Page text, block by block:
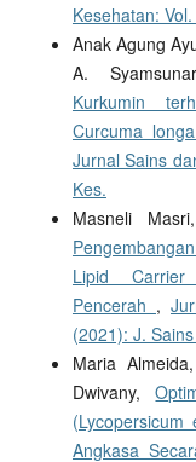
Kesehatan:
Anak Agung
A.
Kurkumin
Curcuma
Jurnal Sains
Kes.
Masneli
Lipid Carrier
Pencerah ,
(2021): J.
Maria
Dwivany,
Angkasa